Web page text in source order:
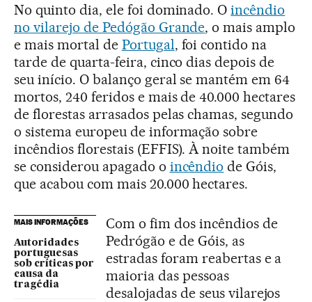
No quinto dia, ele foi dominado. Oincêndio
no vilarejo de Pedógão Grande, o mais amplo
e mais mortal de Portugal, foi contido na
tarde de quarta-feira, cinco dias depois de
seu início. O balanço geral se mantém em 64
mortos, 240 feridos e mais de 40.000 hectares
de florestas arrasados pelas chamas, segundo
o sistema europeu de informação sobre
incêndios florestais (EFFIS). À noite também
se considerou apagado o incêndio de Góis,
que acabou com mais 20.000 hectares.
MAIS INFORMAÇÕES
Autoridades
portuguesas
sob críticas por
causa da
tragédia
Com o fim dos incêndios de
Pedrógão e de Góis, as
estradas foram reabertas e a
maioria das pessoas
desalojadas de seus vilarejos